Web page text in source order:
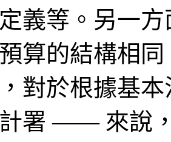
義等。另一
預算的結構相
對於根據基
署 —— 來說